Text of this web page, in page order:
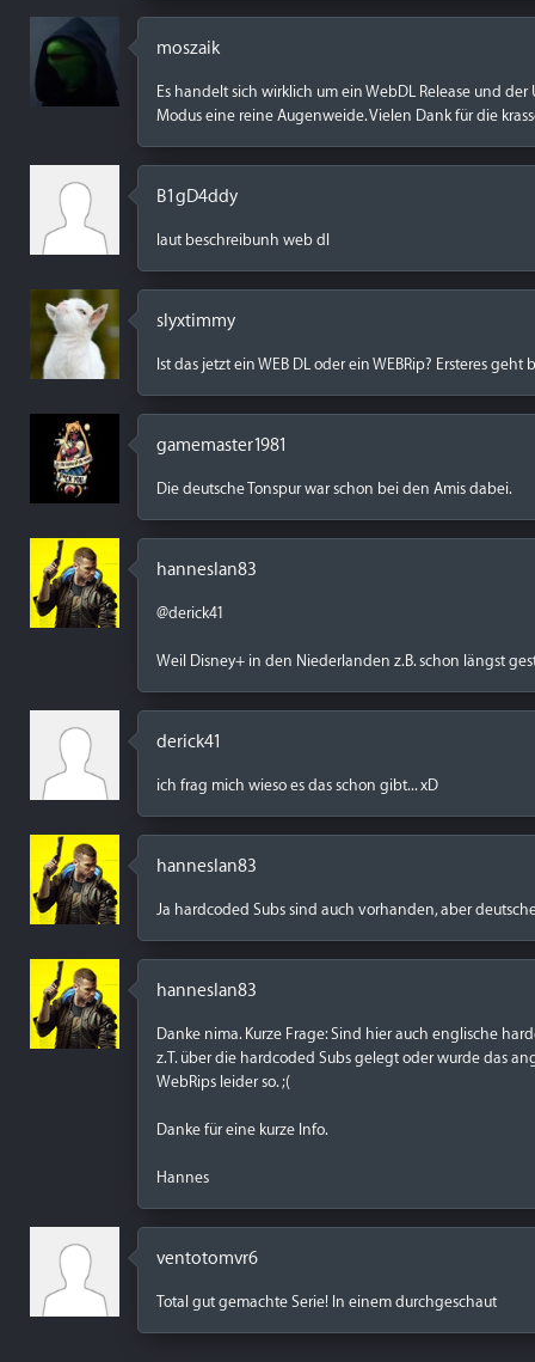
moszaik
Es handelt sich wirklich um ein WebDL Release und
Modus eine reine Augenweide. Vielen Dank für die
B1gD4ddy
laut beschreibunh web dl
slyxtimmy
Ist das jetzt ein WEB DL oder ein WEBRip? Ersteres
gamemaster1981
Die deutsche Tonspur war schon bei den Amis dabei.
hanneslan83
@derick41
Weil Disney+ in den Niederlanden z.B. schon längst
derick41
ich frag mich wieso es das schon gibt... xD
hanneslan83
Ja hardcoded Subs sind auch vorhanden, aber
hanneslan83
Danke nima. Kurze Frage: Sind hier auch englische
z.T. über die hardcoded Subs gelegt oder wurde das
WebRips leider so. ;(
Danke für eine kurze Info.
Hannes
ventotomvr6
Total gut gemachte Serie! In einem durchgeschaut